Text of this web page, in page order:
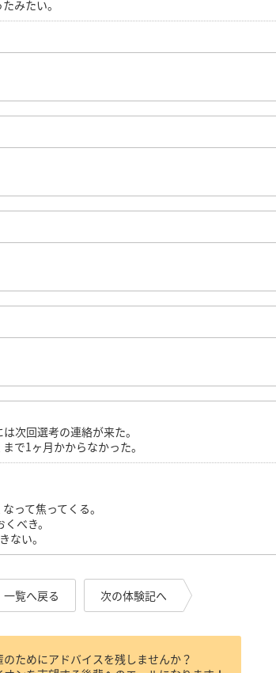
みたい。
次回選考の連絡が来た。
で1ヶ月かからなかった。
って焦ってくる。
べき。
ない。
一覧へ戻る 次の体験記へ
ためにアドバイスを残しませんか？